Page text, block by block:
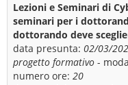
Lezioni e Seminari di
seminari per i
dottorando deve
data presunta: 02/03/
progetto formativo -
numero ore: 20